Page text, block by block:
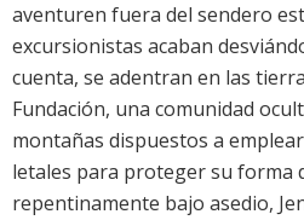
aventuren fuera del sendero
excursionistas acaban
cuenta, se adentran en las
Fundación, una comunidad
montañas dispuestos a
letales para proteger su forma
repentinamente bajo asedio,